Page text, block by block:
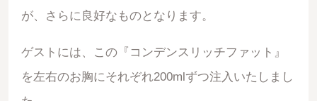
が、さらに良好なものとなります。
ゲストには、この『コンデンスリッチファット』
を左右のお胸にそれぞれ200mlずつ注入いたしまし